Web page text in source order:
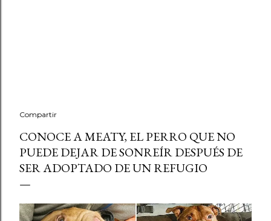
Compartir
CONOCE A MEATY, EL PERRO QUE NO
PUEDE DEJAR DE SONREÍR DESPUÉS DE
SER ADOPTADO DE UN REFUGIO